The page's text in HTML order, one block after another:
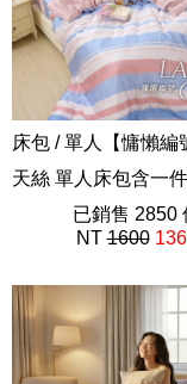
床包 / 單人【慵懶編
天絲 單人床包含一
家設計 FORME
202508新品
已銷售 2850
NT1600